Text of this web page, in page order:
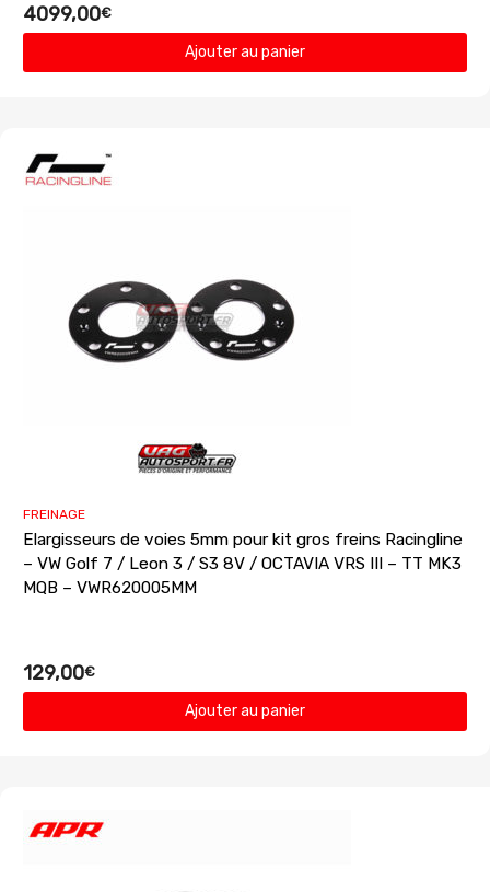
4099,00€
Ajouter au panier
FREINAGE
Elargisseurs de voies 5mm pour kit gros freins Racingline
– VW Golf 7 / Leon 3 / S3 8V / OCTAVIA VRS III – TT MK3
MQB – VWR620005MM
129,00€
Ajouter au panier